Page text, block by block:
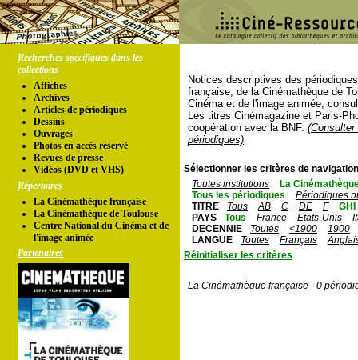
Recherches spécifiques dans les
collections
Affiches
Archives
Articles de périodiques
Dessins
Ouvrages
Photos en accés réservé
Revues de presse
Vidéos (DVD et VHS)
Répertoires
La Cinémathèque française
La Cinémathèque de Toulouse
Centre National du Cinéma et de
l'image animée
Partenaires
Notices descriptives des
française, de la Cinémathèque de
Cinéma et de l'image animée,
Les titres Cinémagazine et Paris-
coopération avec la BNF.
périodiques)
Sélectionner les critères de
Toutes institutions
La
Tous les périodiques
Périodiques
TITRE
Tous AB C DE F
GHI
PAYS
Tous France Etats-Unis
DECENNIE
Toutes <1900
1900
LANGUE
Toutes Français
Réinitialiser les critères
La Cinémathèque française - 0